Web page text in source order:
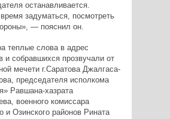
останавливается.
задуматься, посмотреть
— пояснил он.
теплые слова в адрес
и собравшихся прозвучали от
мечети г.Саратова Джалгаса-
председателя исполкома
Равшана-хазрата
военного комиссара
и Озинского районов Рината